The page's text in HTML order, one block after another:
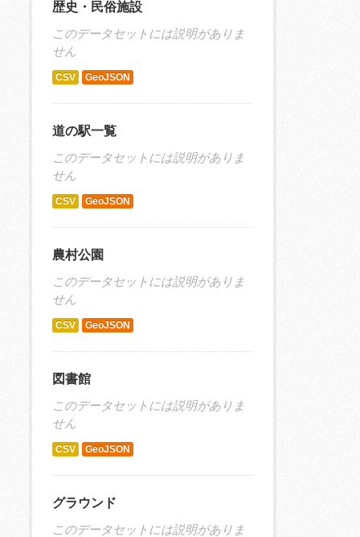
歴史・民俗施設
このデータセットには説明がありま
せん
CSV GeoJSON
道の駅一覧
このデータセットには説明がありま
せん
CSV GeoJSON
農村公園
このデータセットには説明がありま
せん
CSV GeoJSON
図書館
このデータセットには説明がありま
せん
CSV GeoJSON
グラウンド
このデータセットには説明がありま